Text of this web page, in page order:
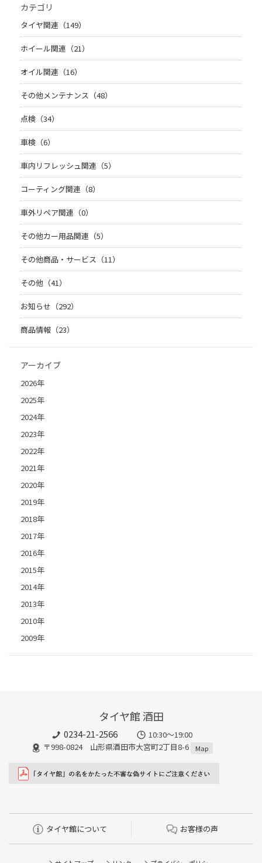
カテゴリ
タイヤ関連（149）
ホイール関連（21）
オイル関連（16）
その他メンテナンス（48）
点検（34）
車検（6）
車内リフレッシュ関連（5）
コーティング関連（8）
車外リペア関連（0）
その他カー用品関連（5）
その他商品・サービス（11）
その他（41）
お知らせ（292）
商品情報（23）
アーカイブ
2026年
2025年
2024年
2023年
2022年
2021年
2020年
2019年
2018年
2017年
2016年
2015年
2014年
2013年
2010年
2009年
タイヤ館 酒田
0234-21-2566
10:30～19:00
〒998-0824 山形県酒田市大宮町2丁目8-6
Map
タイヤ館について お客様の声